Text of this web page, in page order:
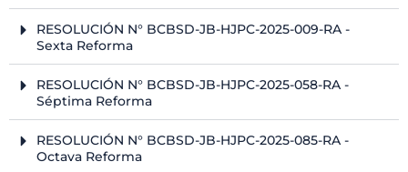
RESOLUCIÓN N° BCBSD-JB-HJPC-2025-009-RA -
Sexta Reforma
RESOLUCIÓN N° BCBSD-JB-HJPC-2025-058-RA -
Séptima Reforma
RESOLUCIÓN N° BCBSD-JB-HJPC-2025-085-RA -
Octava Reforma